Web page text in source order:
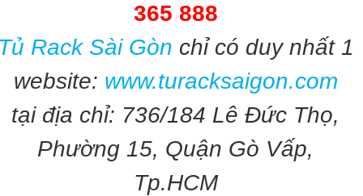
365 888​​
Rack Sài Gòn chỉ có duy nhất 1
website: www.turacksaigon.com
tại địa chỉ: 736/184 Lê Đức Thọ,
Phường 15, Quận Gò Vấp,
Tp.HCM